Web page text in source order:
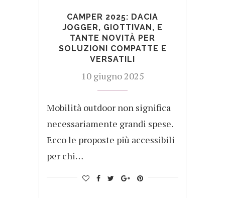
CAMPER 2025: DACIA
JOGGER, GIOTTIVAN, E
TANTE NOVITÀ PER
SOLUZIONI COMPATTE E
VERSATILI
10 giugno 2025
Mobilità outdoor non significa
necessariamente grandi spese.
Ecco le proposte più accessibili
per chi…